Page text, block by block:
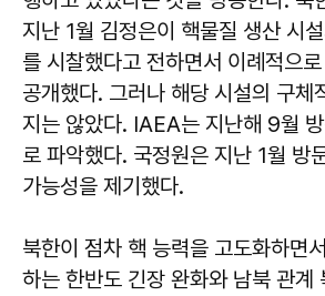
지난 1월 김정은이 핵물질 생산 시
를 시찰했다고 전하면서 이례적으
공개했다. 그러나 해당 시설의 구체
지는 않았다. IAEA는 지난해 9월
로 파악했다. 국정원은 지난 1월 방
가능성을 제기했다.
북한이 점차 핵 능력을 고도화하면
하는 한반도 긴장 완화와 남북 관계